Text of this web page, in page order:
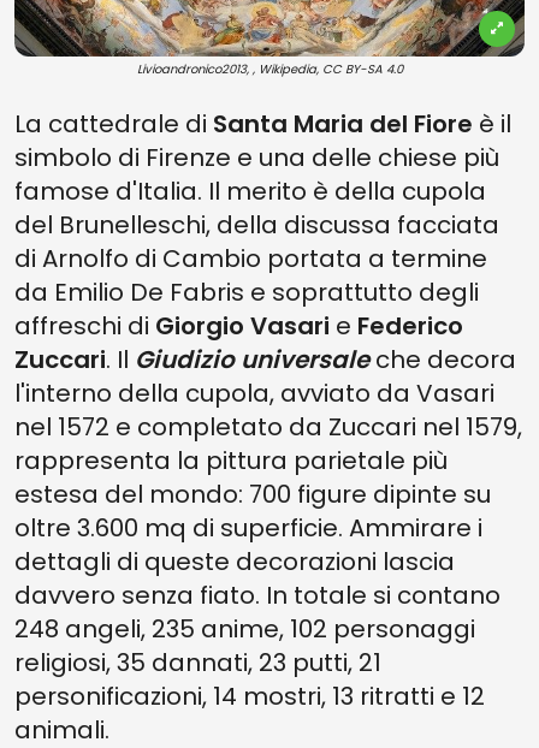
Livioandronico2013, , Wikipedia, CC BY-SA 4.0
La cattedrale di Santa Maria del Fiore è il
simbolo di Firenze e una delle chiese più
famose d'Italia. Il merito è della cupola
del Brunelleschi, della discussa facciata
di Arnolfo di Cambio portata a termine
da Emilio De Fabris e soprattutto degli
affreschi di Giorgio Vasari e Federico
Zuccari. Il Giudizio universaleche decora
l'interno della cupola, avviato da Vasari
nel 1572 e completato da Zuccari nel 1579,
rappresenta la pittura parietale più
estesa del mondo: 700 figure dipinte su
oltre 3.600 mq di superficie. Ammirare i
dettagli di queste decorazioni lascia
davvero senza fiato. In totale si contano
248 angeli, 235 anime, 102 personaggi
religiosi, 35 dannati, 23 putti, 21
personificazioni, 14 mostri, 13 ritratti e 12
animali.